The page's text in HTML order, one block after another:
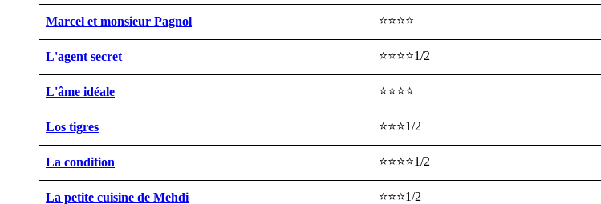
Marcel et monsieur Pagnol ⭐⭐⭐⭐
L'agent secret ⭐⭐⭐⭐1/2
L'âme idéale ⭐⭐⭐⭐
Los tigres ⭐⭐⭐1/2
La condition ⭐⭐⭐⭐1/2
La petite cuisine de Mehdi ⭐⭐⭐1/2